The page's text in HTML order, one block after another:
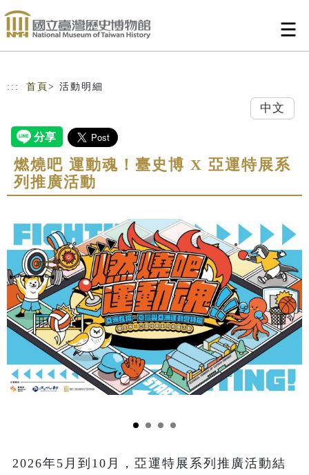
跳到主要內容
網站導覽
::: 首頁 > 活動明細
中文
燃燒吧 運動魂！臺史博 X 亞運特展系
列推廣活動
2026年5月到10月，亞運特展系列推廣活動結